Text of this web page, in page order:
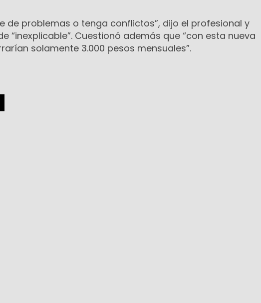
de problemas o tenga conflictos”, dijo el profesional y
“inexplicable”. Cuestionó además que “con esta nueva
solamente 3.000 pesos mensuales”.